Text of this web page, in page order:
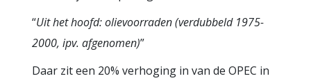
“Uit het hoofd: olievoorraden (verdubbeld 1975-
2000, ipv. afgenomen)”
Daar zit een 20% verhoging in van de OPEC in